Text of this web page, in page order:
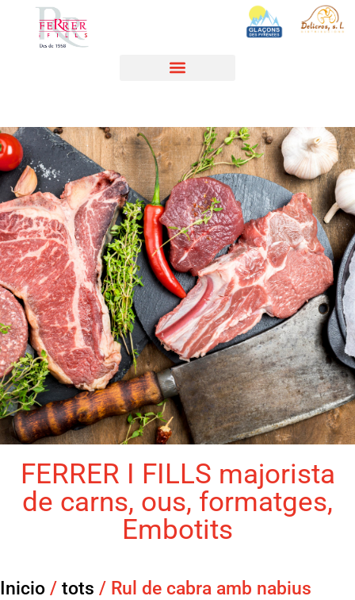
FERRER I FILLS majorista
de carns, ous, formatges,
Embotits
Inicio / tots / Rul de cabra amb nabius